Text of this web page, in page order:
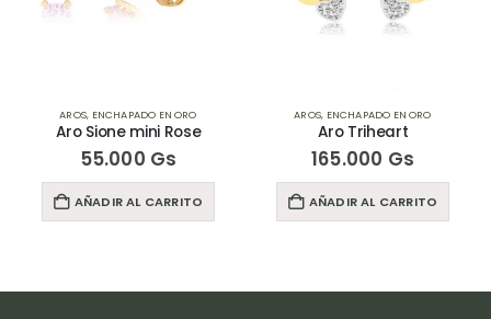
ENCHAPADO EN ORO
Aro Sione mini Rose
55.000Gs
AÑADIR AL CARRITO
ENCHAPADO EN ORO
Aro Triheart
165.000Gs
AÑADIR AL CARRITO